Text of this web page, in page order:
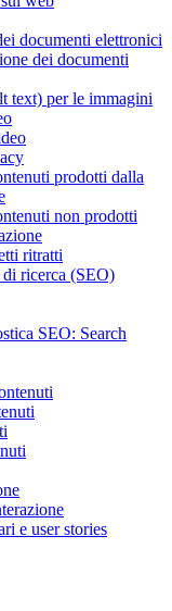
documenti elettronici
dei documenti
text) per le immagini
prodotti dalla
non prodotti
ritratti
ricerca (SEO)
SEO: Search
e user stories